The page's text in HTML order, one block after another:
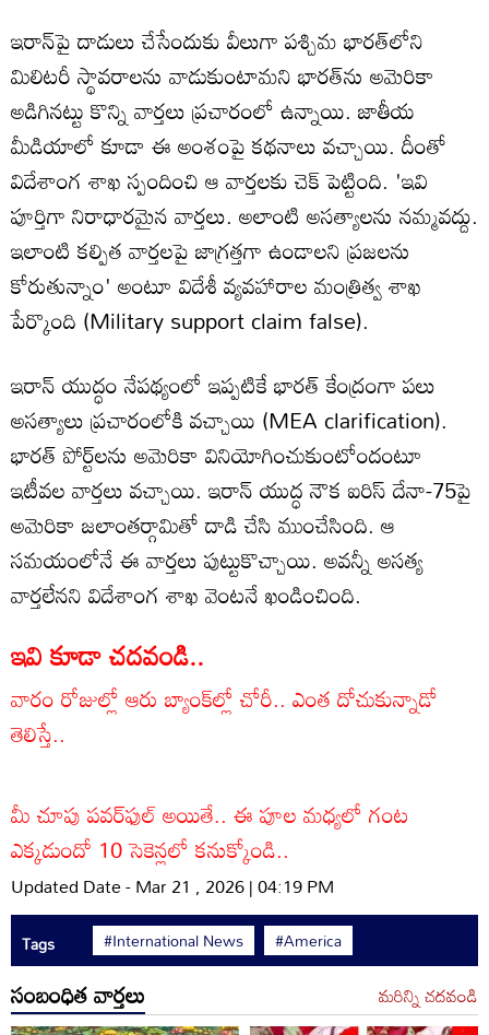
ఇరాన్‌పై దాడులు చేసేందుకు వీలుగా పశ్చిమ భారత్‌లోని
మిలిటరీ స్థావరాలను వాడుకుంటామని భారత్‌ను అమెరికా
అడిగినట్టు కొన్ని వార్తలు ప్రచారంలో ఉన్నాయి. జాతీయ
మీడియాలో కూడా ఈ అంశంపై కథనాలు వచ్చాయి. దీంతో
విదేశాంగ శాఖ స్పందించి ఆ వార్తలకు చెక్ పెట్టింది. 'ఇవి
పూర్తిగా నిరాధారమైన వార్తలు. అలాంటి అసత్యాలను నమ్మవద్దు.
ఇలాంటి కల్పిత వార్తలపై జాగ్రత్తగా ఉండాలని ప్రజలను
కోరుతున్నాం' అంటూ విదేశీ వ్యవహారాల మంత్రిత్వ శాఖ
పేర్కొంది (Military support claim false).
ఇరాన్ యుద్ధం నేపథ్యంలో ఇప్పటికే భారత్‌ కేంద్రంగా పలు
అసత్యాలు ప్రచారంలోకి వచ్చాయి (MEA clarification).
భారత్ పోర్ట్‌లను అమెరికా వినియోగించుకుంటోందంటూ
ఇటీవల వార్తలు వచ్చాయి. ఇరాన్ యుద్ధ నౌక ఐరిస్ దేనా-75పై
అమెరికా జలాంతర్గామితో దాడి చేసి ముంచేసింది. ఆ
సమయంలోనే ఈ వార్తలు పుట్టుకొచ్చాయి. అవన్నీ అసత్య
వార్తలేనని విదేశాంగ శాఖ వెంటనే ఖండించింది.
ఇవి కూడా చదవండి..
వారం రోజుల్లో ఆరు బ్యాంక్‌ల్లో చోరీ.. ఎంత దోచుకున్నాడో
తెలిస్తే..
మీ చూపు పవర్‌ఫుల్ అయితే.. ఈ పూల మధ్యలో గంట
ఎక్కడుందో 10 సెకెన్లలో కనుక్కోండి..
Updated Date - Mar 21 , 2026 | 04:19 PM
Tags #International News #America
సంబంధిత వార్తలు మరిన్ని చదవండి